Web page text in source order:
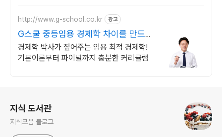
http://www.g-school.co.kr 광고
G스쿨 중등임용 경제학 차이를 만드는
강의
경제학 박사가 짚어주는 임용 최적 경제학!
기본이론부터 파이널까지 충분한 커리큘럼
지식 도서관
지식모음 블로그